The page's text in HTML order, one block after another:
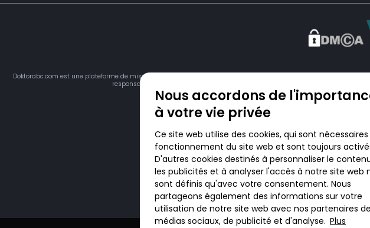
Doktorabc.com est une plateforme de mise en relation et n’est pas une pharmacie en ligne. Nous ne vendons ni
responsable du respect des lois en vigueur dans votre pays. L’utilisation du site
©
Nous accordons de
à votre vie privée
Ce site web utilise des cookies, qui sont nécessaires
fonctionnement du site web et sont toujours
D'autres cookies destinés à personnaliser le
les publicités et à analyser l'accès à notre site web
sont définis qu'avec votre consentement. Nous
partageons également des informations sur votre
utilisation de notre site web avec nos partenaires de
médias sociaux, de publicité et d'analyse. Plus